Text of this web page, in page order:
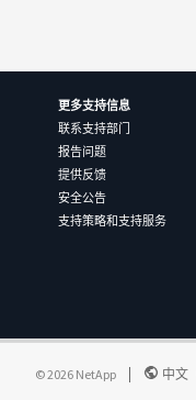
更多支持信息
联系支持部门
报告问题
提供反馈
安全公告
支持策略和支持服务
©2026 NetApp 中文